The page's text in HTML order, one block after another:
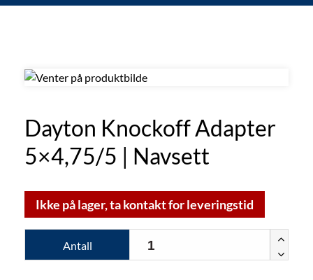
Dayton Knockoff Adapter
5×4,75/5 | Navsett
Ikke på lager, ta kontakt for leveringstid
Antall